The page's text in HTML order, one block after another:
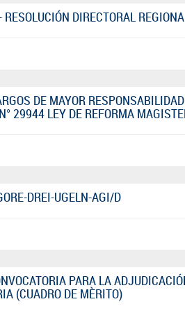
DIRECTORAL
DE MAYOR
29944 LEY DE REFORMA
DREI-UGELN-AGI/D
PARA LA
(CUADRO DE MÈRITO)